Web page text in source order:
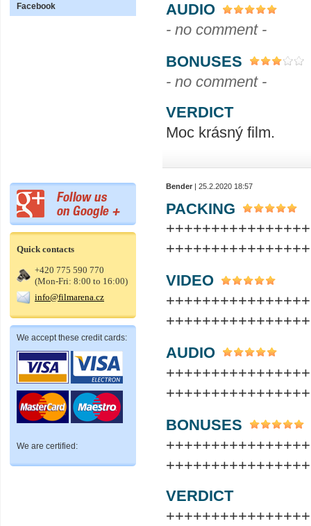
Facebook
Quick contacts
+420 775 590 770
(Mon-Fri: 8:00 to 16:00)
info@filmarena.cz
We accept these credit cards:
We are certified:
AUDIO
- no comment -
BONUSES
- no comment -
VERDICT
Moc krásný film.
Bender | 25.2.2020 18:57
PACKING
VIDEO
AUDIO
BONUSES
VERDICT